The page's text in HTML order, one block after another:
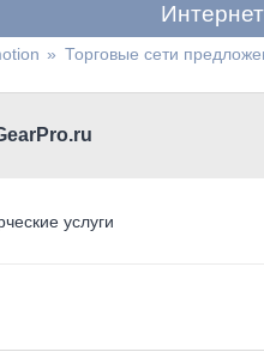
» Торговые сети
услуги